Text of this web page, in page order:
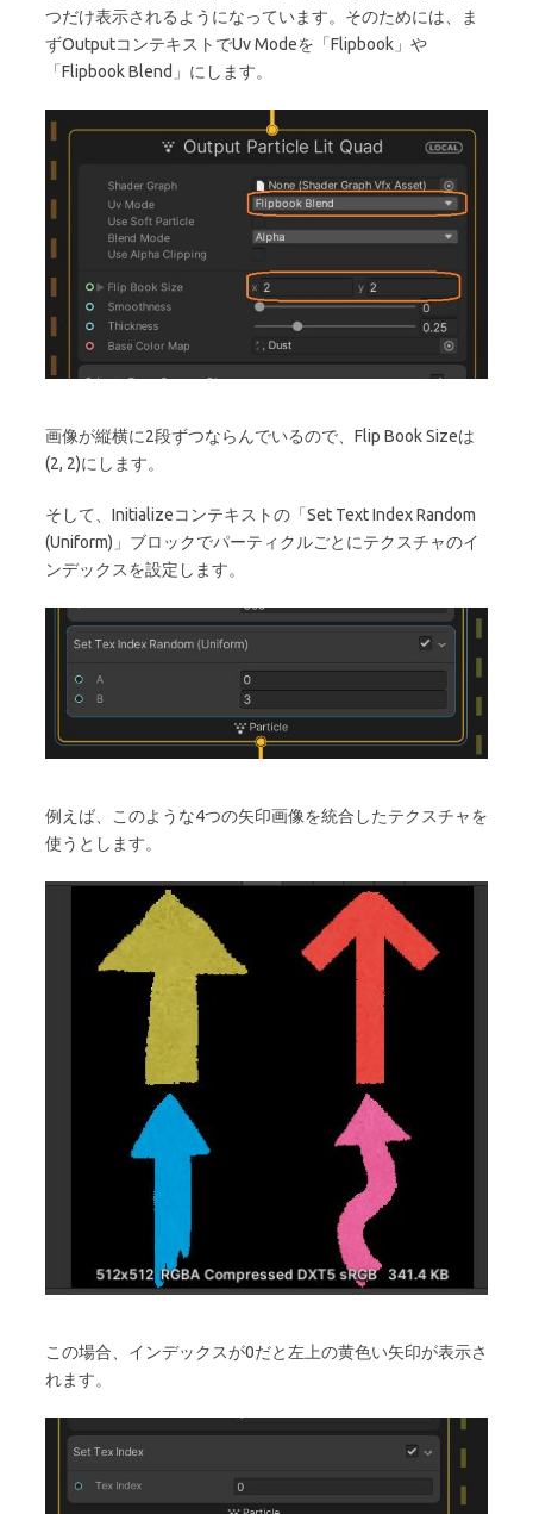
つだけ表示されるようになっています。そのためには、ま
ずOutputコンテキストでUv Modeを「Flipbook」や
「Flipbook Blend」にします。
画像が縦横に2段ずつならんでいるので、Flip Book Sizeは
(2, 2)にします。
そして、Initializeコンテキストの「Set Text Index Random
(Uniform)」ブロックでパーティクルごとにテクスチャのイ
ンデックスを設定します。
例えば、このような4つの矢印画像を統合したテクスチャを
使うとします。
この場合、インデックスが0だと左上の黄色い矢印が表示さ
れます。